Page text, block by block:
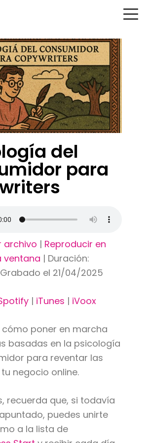
del
para
archivo | Reproducir en
ventana | Duración:
Grabado el 21/04/2025
| iTunes | iVoox
cómo poner en marcha
basadas en la psicología
para reventar las
negocio online.
recuerda que, si todavía
puedes unirte
a la lista de